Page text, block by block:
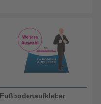
Fußbodenaufkleber